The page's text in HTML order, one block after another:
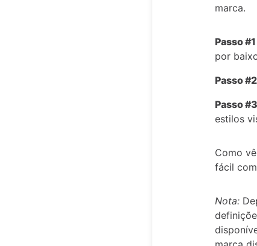
marca.
Passo #1
por
Passo #2
Passo #3
estilos
Como
fácil
Nota: